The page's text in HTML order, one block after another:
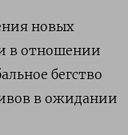
новых
в отношении
бегство
в ожидании